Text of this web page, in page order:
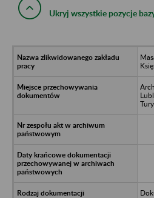
Ukryj wszystkie pozycje